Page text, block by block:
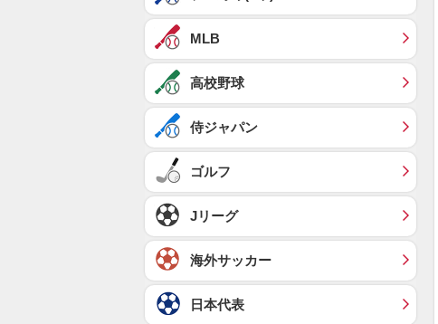
MLB
高校野球
侍ジャパン
ゴルフ
Jリーグ
海外サッカー
日本代表